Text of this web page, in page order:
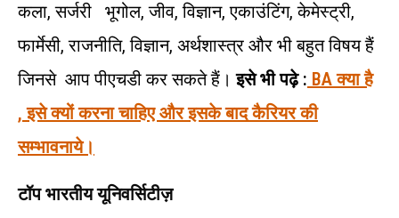
कला, सर्जरी भूगोल, जीव, विज्ञान, एकाउंटिंग, केमेस्ट्री,
फार्मेसी, राजनीति, विज्ञान, अर्थशास्त्र और भी बहुत विषय हैं
जिनसे आप पीएचडी कर सकते हैं।इसे भी पढ़े : BA क्या है
, इसे क्यों करना चाहिए और इसके बाद कैरियर की
सम्भावनाये।
टॉप भारतीय यूनिवर्सिटीज़